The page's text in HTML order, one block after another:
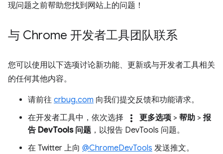
现问题之前帮助您找到网站上的问题！
与 Chrome 开发者工具团队联系
您可以使用以下选项讨论新功能、更新或与开发者工具相关
的任何其他内容。
请前往 crbug.com 向我们提交反馈和功能请求。
在开发者工具中，依次选择
more_vert 更多选项 > 帮助 > 报
告 DevTools 问题 ，以报告 DevTools 问题。
在 Twitter 上向 @ChromeDevTools 发送推文。